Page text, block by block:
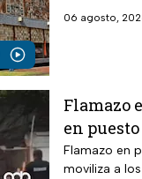
06 agosto,
Flamazo
en
Flamazo en
moviliza a